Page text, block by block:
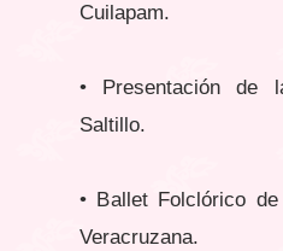
Cuilapam.
• Presentación de
Saltillo.
• Ballet Folclórico
Veracruzana.